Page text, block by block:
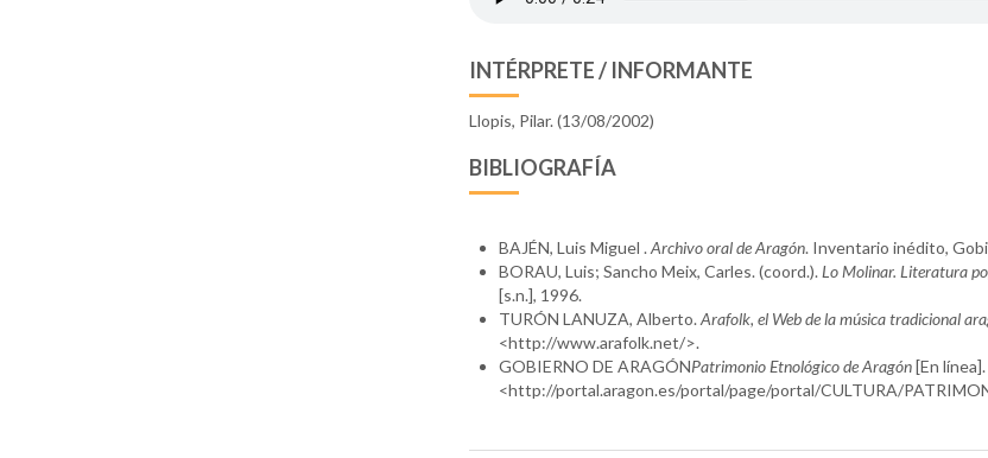
INTÉRPRETE / INFORMANTE
Llopis, Pilar. (13/08/2002)
BIBLIOGRAFÍA
BAJÉN, Luis Miguel . Archivo oral de Aragón. Inventario inédito,
BORAU, Luis; Sancho Meix, Carles. (coord.). Lo Molinar. Literatura
[s.n.], 1996.
TURÓN LANUZA, Alberto. Arafolk, el Web de la música tradicional
<http://www.arafolk.net/>.
GOBIERNO DE ARAGÓNPatrimonio Etnológico de Aragón[En
<http://portal.aragon.es/portal/page/portal/CULTURA/